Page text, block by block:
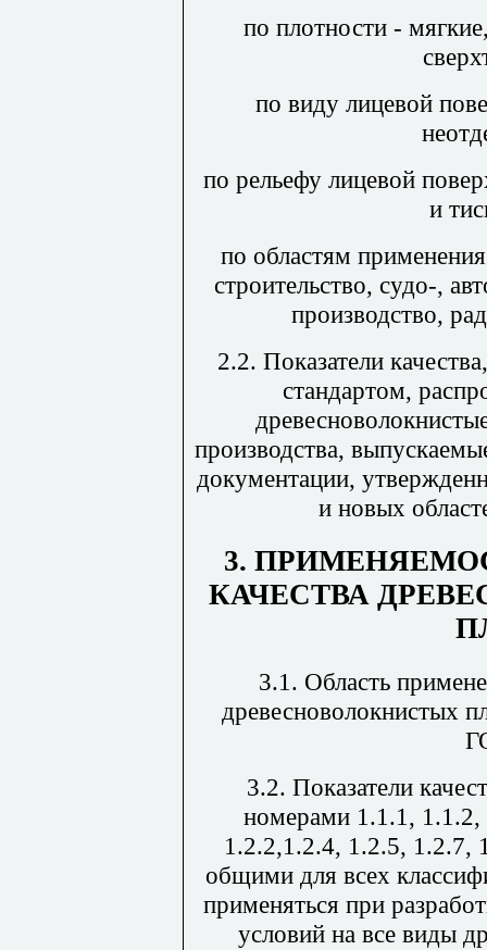
по плотности-
по виду лицевой
по рельефу лицевой
и
по областям
строительство, судо-,
производство,
2.2. Показатели
стандартом,
производства,
документации,
и новых
3.
КАЧЕСТВА
3.1. Область
древесноволокнистых
3.2. Показатели
номерами 1.1.1,
1.2.2,1.2.4, 1.2.5, 1.2.7,
общими для всех
применяться при
условий на все виды